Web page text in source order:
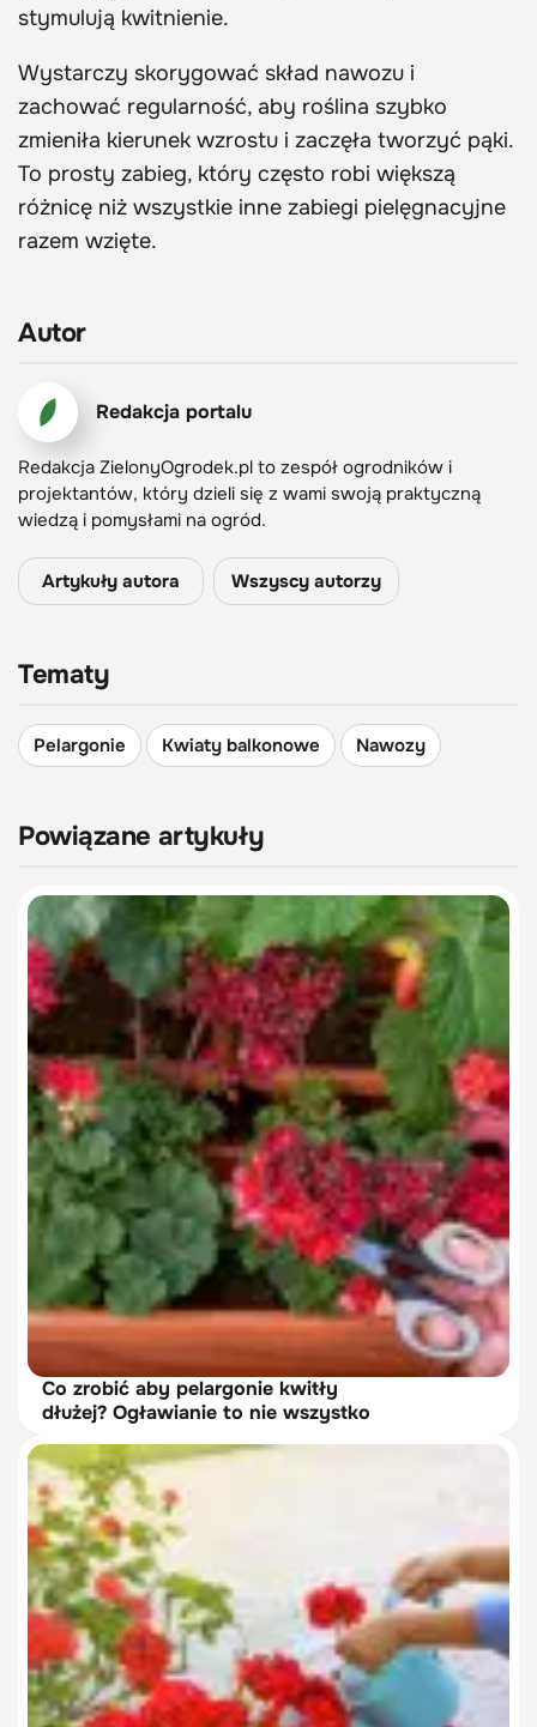
stymulują kwitnienie.
Wystarczy skorygować skład nawozu i
zachować regularność, aby roślina szybko
zmieniła kierunek wzrostu i zaczęła tworzyć pąki.
To prosty zabieg, który często robi większą
różnicę niż wszystkie inne zabiegi pielęgnacyjne
razem wzięte.
Autor
Redakcja portalu
Redakcja ZielonyOgrodek.pl to zespół ogrodników i
projektantów, który dzieli się z wami swoją praktyczną
wiedzą i pomysłami na ogród.
Artykuły autora Wszyscy autorzy
Tematy
Pelargonie Kwiaty balkonowe Nawozy
Powiązane artykuły
Co zrobić aby pelargonie kwitły
dłużej? Ogławianie to nie wszystko